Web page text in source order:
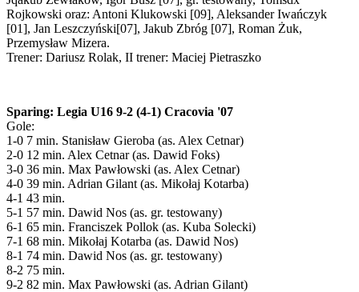
Rojkowski oraz: Antoni Klukowski [09], Aleksander Iwańczyk
[01], Jan Leszczyński[07], Jakub Zbróg [07], Roman Żuk,
Przemysław Mizera.
Trener: Dariusz Rolak, II trener: Maciej Pietraszko
Sparing: Legia U16 9-2 (4-1) Cracovia '07
Gole:
1-0 7 min. Stanisław Gieroba (as. Alex Cetnar)
2-0 12 min. Alex Cetnar (as. Dawid Foks)
3-0 36 min. Max Pawłowski (as. Alex Cetnar)
4-0 39 min. Adrian Gilant (as. Mikołaj Kotarba)
4-1 43 min.
5-1 57 min. Dawid Nos (as. gr. testowany)
6-1 65 min. Franciszek Pollok (as. Kuba Solecki)
7-1 68 min. Mikołaj Kotarba (as. Dawid Nos)
8-1 74 min. Dawid Nos (as. gr. testowany)
8-2 75 min.
9-2 82 min. Max Pawłowski (as. Adrian Gilant)